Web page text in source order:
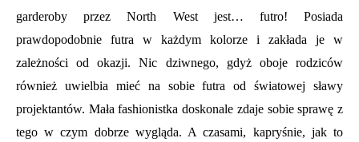
garderoby przez North West jest… futro! Posiada
prawdopodobnie futra w każdym kolorze i zakłada je w
zależności od okazji. Nic dziwnego, gdyż oboje rodziców
również uwielbia mieć na sobie futra od światowej sławy
projektantów. Mała fashionistka doskonale zdaje sobie sprawę z
tego w czym dobrze wygląda. A czasami, kapryśnie, jak to